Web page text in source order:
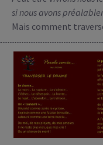
si nous avons
Mais comment